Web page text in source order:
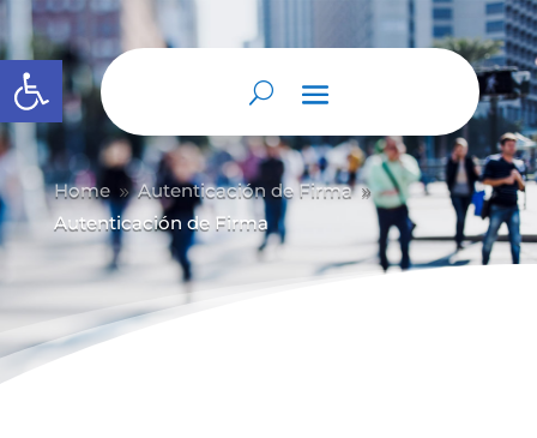
Abrir barra de herramientas
Home 9 Autenticación de Firma 9
Autenticación de Firma